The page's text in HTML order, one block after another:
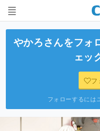
やかろ さんをフォ
ェッ
フ
フォローするには